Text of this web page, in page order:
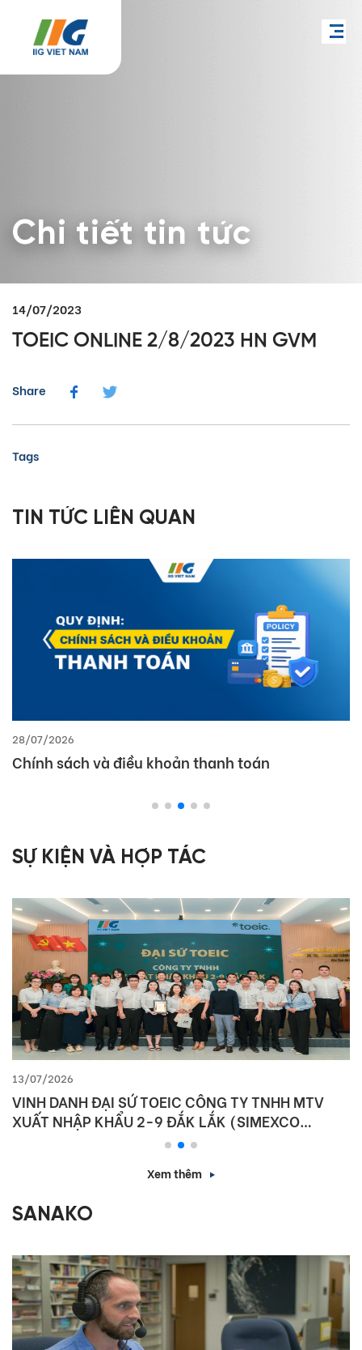
Chi tiết tin tức
14/07/2023
TOEIC ONLINE 2/8/2023 HN GVM
Share
Tags
TIN TỨC LIÊN QUAN
28/07/2026
Chính sách và điều khoản thanh toán
SỰ KIỆN VÀ HỢP TÁC
13/07/2026
VINH DANH ĐẠI SỨ TOEIC CÔNG TY TNHH MTV
XUẤT NHẬP KHẨU 2-9 ĐẮK LẮK (SIMEXCO
Xem thêm
SANAKO